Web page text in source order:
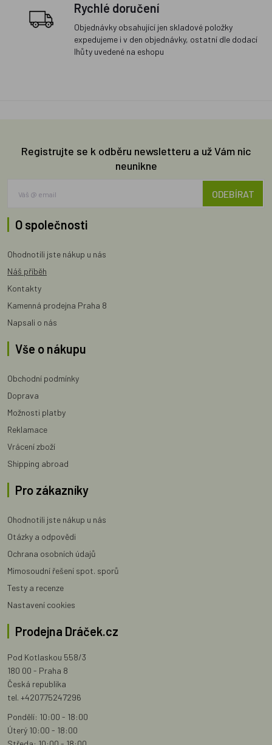
Rychlé doručení
Objednávky obsahující jen skladové položky
expedujeme i v den objednávky, ostatní dle dodací
lhůty uvedené na eshopu
Registrujte se k odběru newsletteru a už Vám nic
neunikne
ODEBÍRAT
O společnosti
Ohodnotili jste nákup u nás
Náš příběh
Kontakty
Kamenná prodejna Praha 8
Napsali o nás
Vše o nákupu
Obchodní podmínky
Doprava
Možnosti platby
Reklamace
Vrácení zboží
Shipping abroad
Pro zákazníky
Ohodnotili jste nákup u nás
Otázky a odpovědi
Ochrana osobních údajů
Mimosoudní řešení spot. sporů
Testy a recenze
Nastavení cookies
Prodejna Dráček.cz
Pod Kotlaskou 558/3
180 00 - Praha 8
Česká republika
tel. +420775247296
Pondělí: 10:00 - 18:00
Úterý 10:00 - 18:00